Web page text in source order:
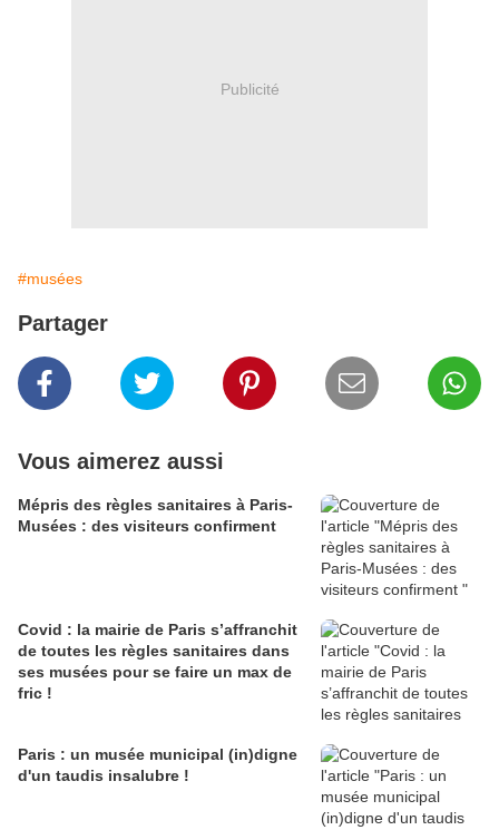
Publicité
#musées
Partager
Vous aimerez aussi
Mépris des règles sanitaires à Paris-
Musées : des visiteurs confirment
Covid : la mairie de Paris s’affranchit
de toutes les règles sanitaires dans
ses musées pour se faire un max de
fric !
Paris : un musée municipal (in)digne
d'un taudis insalubre !